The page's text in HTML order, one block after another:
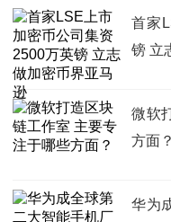
首家
镑 立
微软
方面？
华为